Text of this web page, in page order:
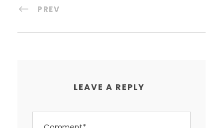
PREV
LEAVE A REPLY